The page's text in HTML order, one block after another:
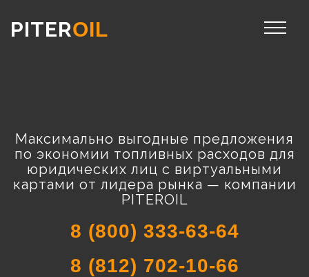
PITEROIL
Максимально выгодные предложения
по экономии топливных расходов для
юридических лиц с виртуальными
картами от лидера рынка — компании
PITEROIL
8 (800) 333-63-64
8 (812) 702-10-66